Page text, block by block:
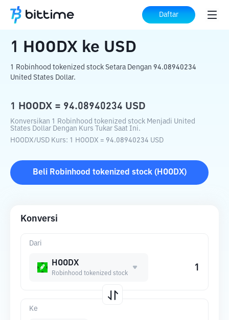
Daftar
Beranda Konverter Kripto HOODX USD
1 HOODX ke USD
1 Robinhood tokenized stock Setara Dengan 94.08940234
United States Dollar.
1 HOODX = 94.08940234 USD
Konversikan 1 Robinhood tokenized stock Menjadi United
States Dollar Dengan Kurs Tukar Saat Ini.
HOODX/USD Kurs: 1 HOODX = 94.08940234 USD
Beli Robinhood tokenized stock( HOODX)
Konversi
Dari
HOODX
Robinhood tokenized stock
Ke